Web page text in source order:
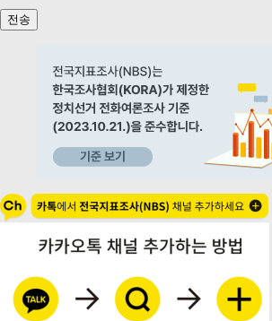
전송